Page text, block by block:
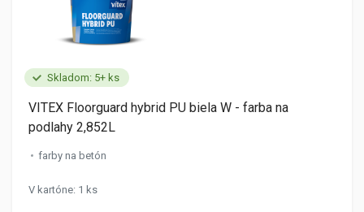
Skladom: 5+ ks
VITEX Floorguard hybrid PU biela W - farba na
podlahy 2,852L
farby na betón
V kartóne: 1 ks